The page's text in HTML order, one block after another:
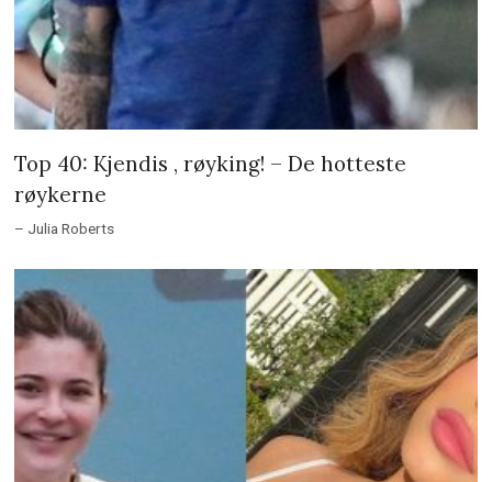
Top 40: Kjendis , røyking! – De hotteste
røykerne
– Julia Roberts